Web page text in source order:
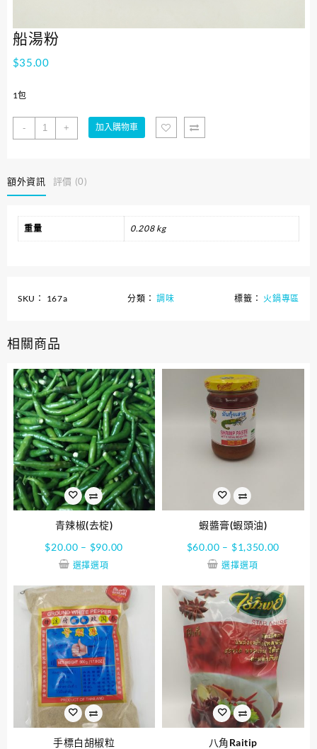
船湯粉
$35.00
1包
-
湯
量
+ 加入購物車
額外資訊 評價 (0)
重量 0.208 kg
SKU： 167a 分類：調味 標籤： 火鍋專區
相關商品
青辣椒(去椗)
$20.00 – $90.00
選擇選項
蝦醬膏(蝦頭油)
$60.00 – $1,350.00
選擇選項
手標白胡椒粒
八角Raitip